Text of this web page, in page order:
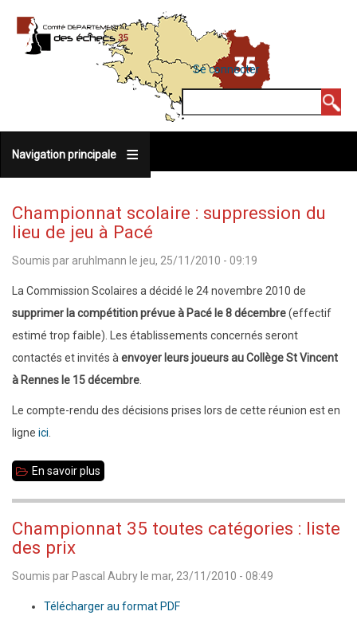
contenu
MENU
DU
COMPTE
DE
Se connecter
Navigation principale
Championnat scolaire : suppression du
lieu de jeu à Pacé
Soumis par aruhlmann le jeu, 25/11/2010 - 09:19
La Commission Scolaires a décidé le 24 novembre 2010 de
supprimer la compétition prévue à Pacé le 8 décembre(effectif
estimé trop faible). Les établissements concernés seront
contactés et invités à envoyer leurs joueurs au Collège St Vincent
à Rennes le 15 décembre
Le compte-rendu des décisions prises lors de cette réunion est en
ligne ici
En savoir plus
du
lieu
Championnat 35 toutes catégories : liste
des prix
Soumis par Pascal Aubry le mar, 23/11/2010 - 08:49
Télécharger au format PDF